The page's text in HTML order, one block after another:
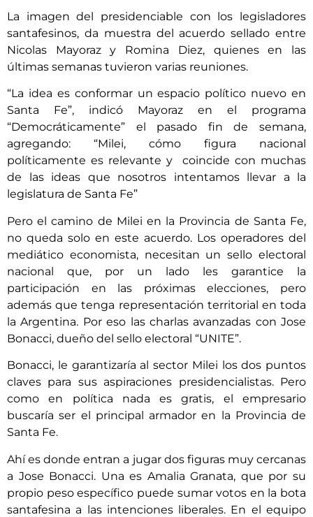
La imagen del presidenciable con los legisladores
santafesinos, da muestra del acuerdo sellado entre
Nicolas Mayoraz y Romina Diez, quienes en las
últimas semanas tuvieron varias reuniones.
“La idea es conformar un espacio político nuevo en
Santa Fe”, indicó Mayoraz en el programa
“Democráticamente” el pasado fin de semana,
agregando: “Milei, cómo figura nacional
políticamente es relevante y coincide con muchas
de las ideas que nosotros intentamos llevar a la
legislatura de Santa Fe”
Pero el camino de Milei en la Provincia de Santa Fe,
no queda solo en este acuerdo. Los operadores del
mediático economista, necesitan un sello electoral
nacional que, por un lado les garantice la
participación en las próximas elecciones, pero
además que tenga representación territorial en toda
la Argentina. Por eso las charlas avanzadas con Jose
Bonacci, dueño del sello electoral “UNITE”.
Bonacci, le garantizaría al sector Milei los dos puntos
claves para sus aspiraciones presidencialistas. Pero
como en política nada es gratis, el empresario
buscaría ser el principal armador en la Provincia de
Santa Fe.
Ahí es donde entran a jugar dos figuras muy cercanas
a Jose Bonacci. Una es Amalia Granata, que por su
propio peso específico puede sumar votos en la bota
santafesina a las intenciones liberales. En el equipo